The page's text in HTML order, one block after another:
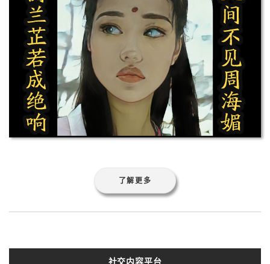
了解更多
社交内容平台